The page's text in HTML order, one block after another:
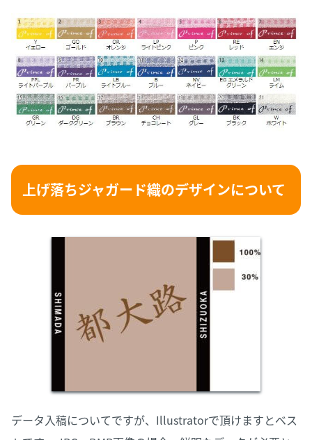
上げ落ちジャガード織のデザインについて
データ入稿についてですが、Illustratorで頂けますとベス